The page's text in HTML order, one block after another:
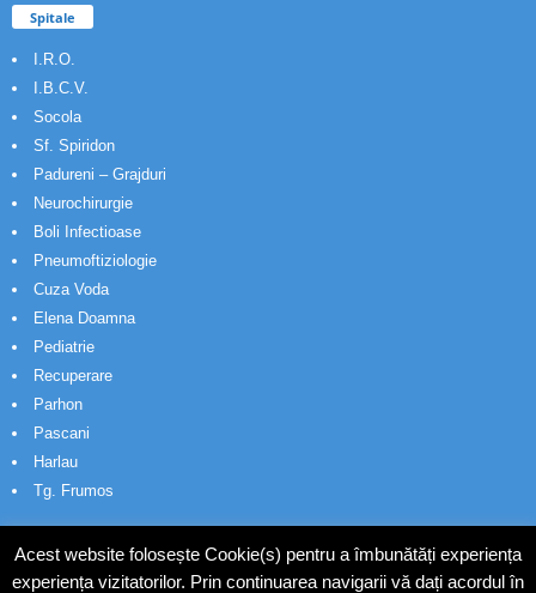
Spitale
I.R.O.
I.B.C.V.
Socola
Sf. Spiridon
Padureni – Grajduri
Neurochirurgie
Boli Infectioase
Pneumoftiziologie
Cuza Voda
Elena Doamna
Pediatrie
Recuperare
Parhon
Pascani
Harlau
Tg. Frumos
Acest website folosește Cookie(s) pentru a îmbunătăți experiența
experiența vizitatorilor. Prin continuarea navigarii vă dați acordul în